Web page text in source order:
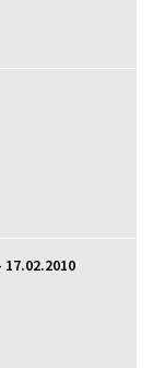
17.02.2010